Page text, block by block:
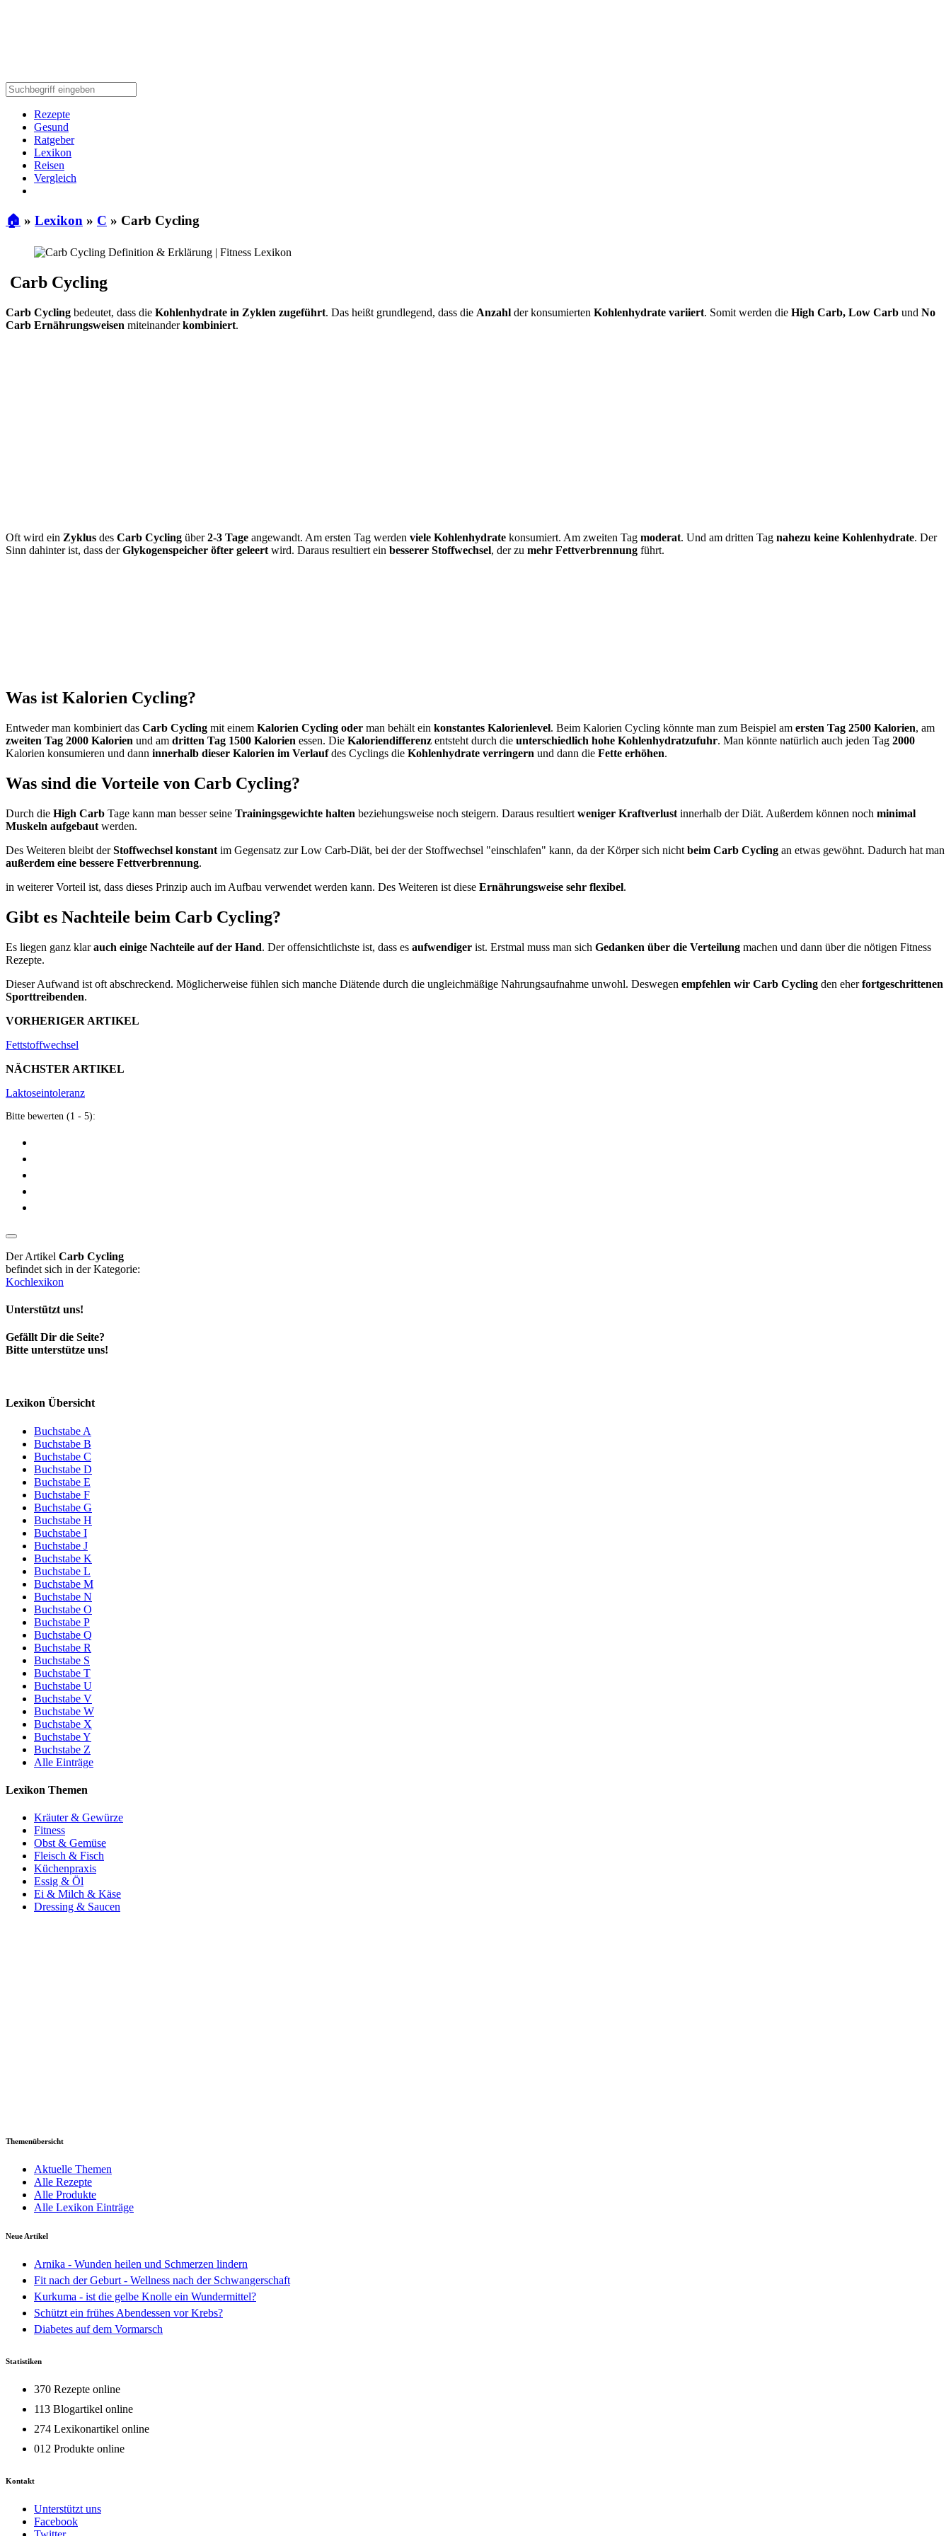
Rezepte
Gesund
Ratgeber
Lexikon
Reisen
Vergleich
🏠 » Lexikon » C » Carb Cycling
Carb Cycling
Carb Cycling bedeutet, dass die Kohlenhydrate in Zyklen zugeführt. Das heißt grundlegend, dass die Anzahl der konsumierten Kohlenhydrate variiert. Somit werden die High Carb, Low Carb und No
Carb Ernährungsweisen miteinanderkombiniert.
Oft wird ein Zyklus des Carb Cycling über2-3 Tage angewandt. Am ersten Tag werden viele Kohlenhydrate konsumiert. Am zweiten Tag moderat. Und am dritten Tag nahezu keine Kohlenhydrate. Der
Sinn dahinter ist, dass derGlykogenspeicher öfter geleert wird. Daraus resultiert ein besserer Stoffwechsel, der zu mehr Fettverbrennung führt.
Was ist Kalorien Cycling?
Entweder man kombiniert das Carb Cycling mit einem Kalorien Cycling oder man behält ein konstantes Kalorienlevel. Beim Kalorien Cycling könnte man zum Beispiel am ersten Tag 2500 Kalorien, am
zweiten Tag 2000 Kalorien und am dritten Tag 1500 Kalorien essen. Die Kaloriendifferenz entsteht durch die unterschiedlich hohe Kohlenhydratzufuhr. Man könnte natürlich auch jeden Tag 2000
Kalorien konsumieren und dann innerhalb dieser Kalorien im Verlaufdes Cyclings die Kohlenhydrate verringern und dann die Fette erhöhen.
Was sind die Vorteile von Carb Cycling?
Durch die High Carb Tage kann man besser seine Trainingsgewichte halten beziehungsweise noch steigern. Daraus resultiert weniger Kraftverlust innerhalb der Diät. Außerdem können noch minimal
Muskeln aufgebaut werden.
Des Weiteren bleibt derStoffwechsel konstant im Gegensatz zur Low Carb-Diät, bei der der Stoffwechsel "einschlafen" kann, da der Körper sich nicht beim Carb Cycling an etwas gewöhnt. Dadurch hat man
außerdem eine bessere Fettverbrennung.
in weiterer Vorteil ist, dass dieses Prinzip auch im Aufbau verwendet werden kann. Des Weiteren ist diese Ernährungsweise sehr flexibel.
Gibt es Nachteile beim Carb Cycling?
Es liegen ganz klarauch einige Nachteile auf der Hand. Der offensichtlichste ist, dass es aufwendiger ist. Erstmal muss man sich Gedanken über die Verteilung machen und dann über die nötigen Fitness
Rezepte.
Dieser Aufwand ist oft abschreckend. Möglicherweise fühlen sich manche Diätende durch die ungleichmäßige Nahrungsaufnahme unwohl. Deswegen empfehlen wir Carb Cycling den eherfortgeschrittenen
Sporttreibenden.
VORHERIGER ARTIKEL
Fettstoffwechsel
NÄCHSTER ARTIKEL
Laktoseintoleranz
Bitte bewerten (1 - 5):
Der Artikel Carb Cycling
befindet sich in der Kategorie:
Kochlexikon
Unterstützt uns!
Gefällt Dir die Seite?
Bitte unterstütze uns!
Lexikon Übersicht
Buchstabe A
Buchstabe B
Buchstabe C
Buchstabe D
Buchstabe E
Buchstabe F
Buchstabe G
Buchstabe H
Buchstabe I
Buchstabe J
Buchstabe K
Buchstabe L
Buchstabe M
Buchstabe N
Buchstabe O
Buchstabe P
Buchstabe Q
Buchstabe R
Buchstabe S
Buchstabe T
Buchstabe U
Buchstabe V
Buchstabe W
Buchstabe X
Buchstabe Y
Buchstabe Z
Alle Einträge
Lexikon Themen
Kräuter & Gewürze
Fitness
Obst & Gemüse
Fleisch & Fisch
Küchenpraxis
Essig & Öl
Ei & Milch & Käse
Dressing & Saucen
Themenübersicht
Aktuelle Themen
Alle Rezepte
Alle Produkte
Alle Lexikon Einträge
Neue Artikel
Arnika - Wunden heilen und Schmerzen lindern
Fit nach der Geburt - Wellness nach der Schwangerschaft
Kurkuma - ist die gelbe Knolle ein Wundermittel?
Schützt ein frühes Abendessen vor Krebs?
Diabetes auf dem Vormarsch
Statistiken
370 Rezepte online
113 Blogartikel online
274 Lexikonartikel online
012 Produkte online
Kontakt
Unterstützt uns
Facebook